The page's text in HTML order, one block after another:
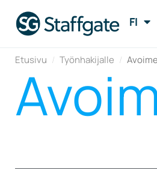
FI
EN
Etusivu / Työnhakijalle /